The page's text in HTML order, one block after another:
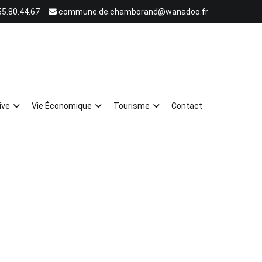
commune.de.chamborand@wanadoo.fr
Vie Économique Tourisme Contact